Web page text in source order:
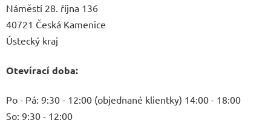
Náměstí 28. října 136
40721 Česká Kamenice
Ústecký kraj
Otevírací doba:
Po - Pá: 9:30 - 12:00 (objednané klientky) 14:00 - 18:00
So: 9:30 - 12:00